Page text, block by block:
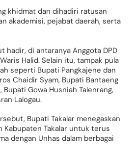
khidmat dan dihadiri ratusan
akademisi, pejabat daerah, serta
hadir, di antaranya Anggota DPD
Halid. Selain itu, tampak pula
seperti Bupati Pangkajene dan
Chaidir Syam, Bupati Bantaeng
Bupati Gowa Husniah Talenrang,
Lalogau.
Bupati Takalar menegaskan
Kabupaten Takalar untuk terus
dengan Unhas dalam berbagai